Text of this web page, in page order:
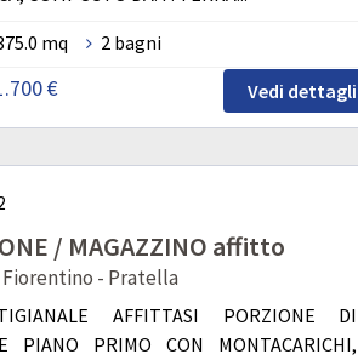
mq 2 bagni
€ Vedi dettagli
/ MAGAZZINO affitto
- Pratella
AFFITTASI PORZIONE DI
PIANO PRIMO CON MONTACARICHI,